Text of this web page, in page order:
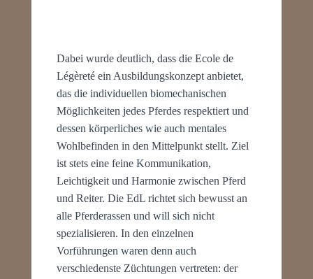
Dabei wurde deutlich, dass die Ecole de
Légèreté ein Ausbildungskonzept anbietet,
das die individuellen biomechanischen
Möglichkeiten jedes Pferdes respektiert und
dessen körperliches wie auch mentales
Wohlbefinden in den Mittelpunkt stellt. Ziel
ist stets eine feine Kommunikation,
Leichtigkeit und Harmonie zwischen Pferd
und Reiter. Die EdL richtet sich bewusst an
alle Pferderassen und will sich nicht
spezialisieren. In den einzelnen
Vorführungen waren denn auch
verschiedenste Züchtungen vertreten: der